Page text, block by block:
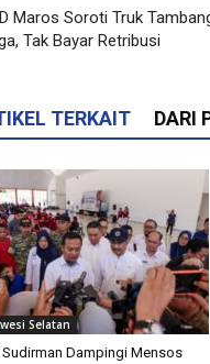
Maros Soroti Truk
Tak Bayar Retribusi
TERKAIT DARI
Selatan
Dampingi Mensos